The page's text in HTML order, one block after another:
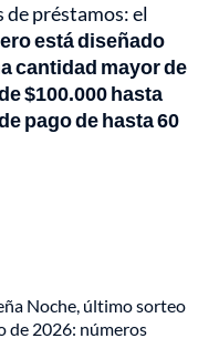
préstamos: el
está diseñado
cantidad mayor de
$100.000 hasta
pago de hasta 60
Noche, último sorteo
de 2026: números